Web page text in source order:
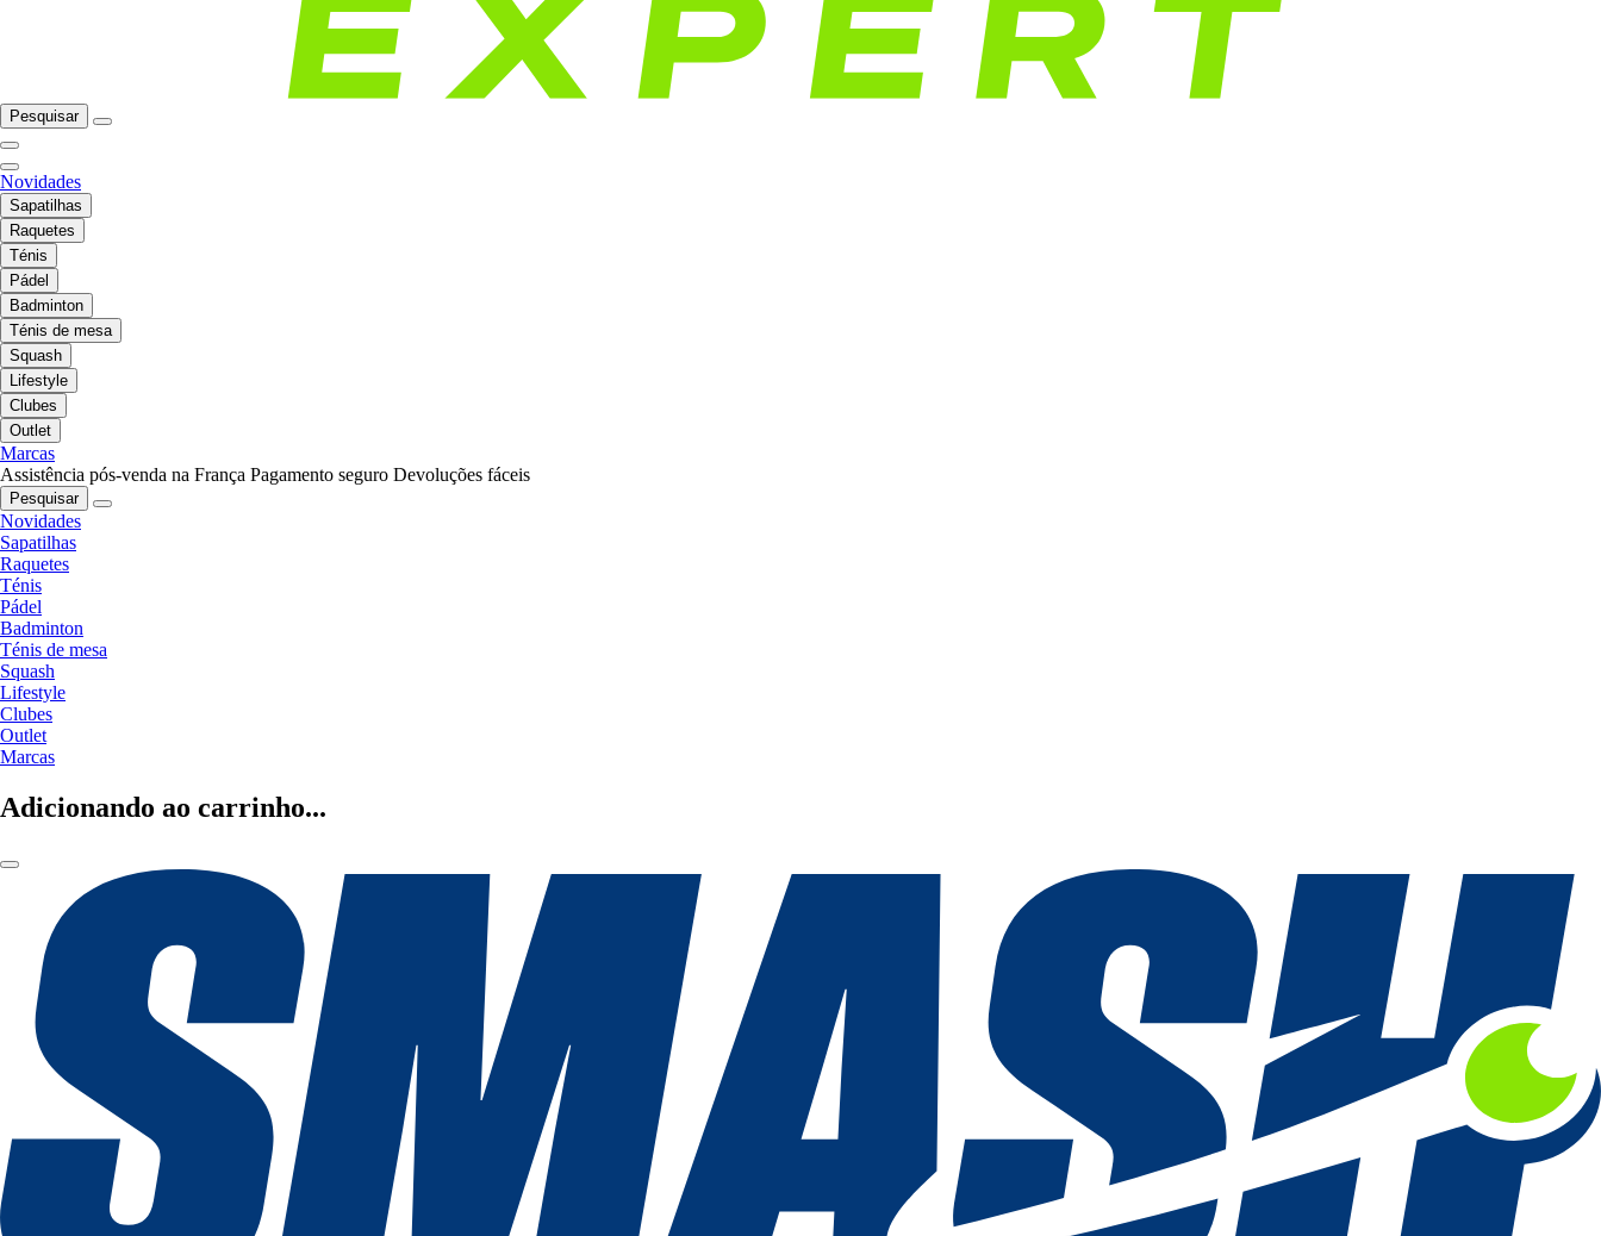
Pesquisar
Novidades
Sapatilhas
Raquetes
Ténis
Pádel
Badminton
Ténis de mesa
Squash
Lifestyle
Clubes
Outlet
Marcas
Assistência pós-venda na França Pagamento seguro Devoluções fáceis
Pesquisar
Novidades
Sapatilhas
Raquetes
Ténis
Pádel
Badminton
Ténis de mesa
Squash
Lifestyle
Clubes
Outlet
Marcas
Adicionando ao carrinho...